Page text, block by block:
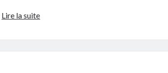
Lire la suiteInook